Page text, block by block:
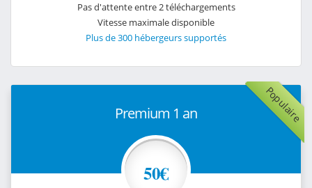
Pas d'attente entre 2 téléchargements
Vitesse maximale disponible
Plus de 300 hébergeurs supportés
Populaire
Premium 1 an
50€